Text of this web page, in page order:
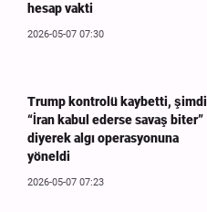
hesap vakti
2026-05-07 07:30
Trump kontrolü kaybetti, şimdi
“İran kabul ederse savaş biter”
diyerek algı operasyonuna
yöneldi
2026-05-07 07:23